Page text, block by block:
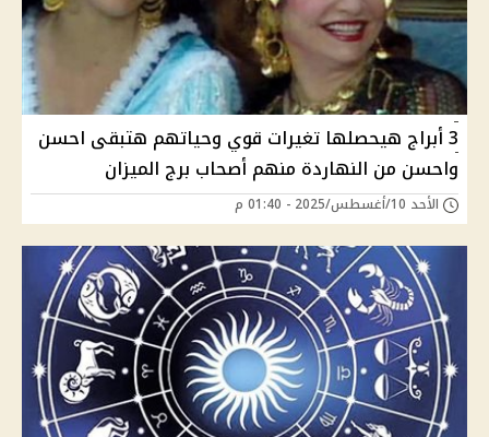
3 أبراج هيحصلها تغيرات قوي وحياتهم هتبقى احسن
واحسن من النهاردة منهم أصحاب برج الميزان
الأحد 10/أغسطس/2025 - 01:40 م